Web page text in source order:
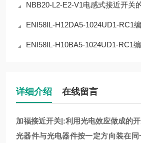
NBB20-L2-E2-V1电感式接近开关
ENI58IL-H12DA5-1024UD1-RC1编码器
ENI58IL-H10BA5-1024UD1-RC1
详细介绍 在线留言
加福接近开关|:利用光电效应做成的
光器件与光电器件按一定方向装在